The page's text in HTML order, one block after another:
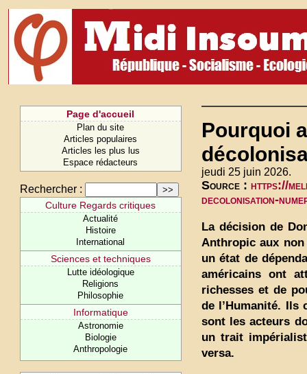
Page d'accueil
Plan du site
Articles populaires
Articles les plus lus
Espace rédacteurs
Rechercher :
Culture Regards critiques
Actualité
Histoire
International
Sciences et techniques
Lutte idéologique
Religions
Philosophie
Informatique
Astronomie
Biologie
Anthropologie
Pourquoi
jeudi 25 juin 2026.
Source : https://
decolonisation-
La décision de
Anthropic aux
un état de
américains ont
richesses et de
de l’Humanité.
sont les acteurs
un trait
versa.